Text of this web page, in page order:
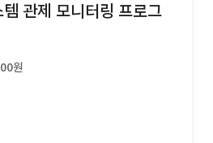
관제 모니터링 프로그
원